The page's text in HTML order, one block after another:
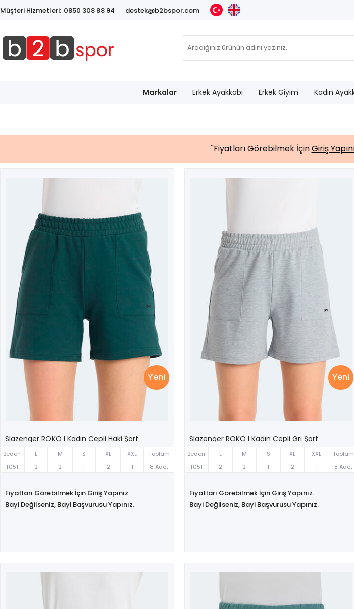
Müşteri Hizmetleri: 0850 308 88 94 destek@b2bspor.com
Markalar Erkek Ayakkabı Erkek Giyim Kadın
''Fiyatları Görebilmek İçinGiriş
Yeni
Slazenger ROKO I Kadın Cepli Haki Şort
Beden L M S XL XXL
Toplam
T051
2 2 1 2 1 8 Adet
Fiyatları Görebilmek İçin Giriş Yapınız.
Bayi Değilseniz, Bayi Başvurusu Yapınız.
Yeni
Slazenger ROKO I Kadın Cepli Gri Şort
Beden L M S XL XXL
Toplam
T051
2 2 1 2 1 8 Adet
Fiyatları Görebilmek İçin Giriş Yapınız.
Bayi Değilseniz, Bayi Başvurusu Yapınız.